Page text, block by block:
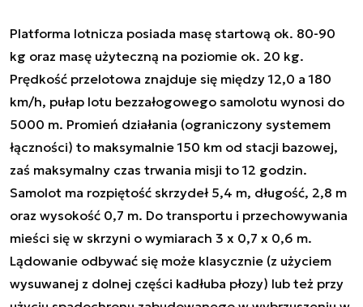
Platforma lotnicza posiada masę startową ok. 80-90
kg oraz masę użyteczną na poziomie ok. 20 kg.
Prędkość przelotowa znajduje się między 12,0 a 180
km/h, pułap lotu bezzałogowego samolotu wynosi do
5000 m. Promień działania (ograniczony systemem
łączności) to maksymalnie 150 km od stacji bazowej,
zaś maksymalny czas trwania misji to 12 godzin.
Samolot ma rozpiętość skrzydeł 5,4 m, długość, 2,8 m
oraz wysokość 0,7 m. Do transportu i przechowywania
mieści się w skrzyni o wymiarach 3 x 0,7 x 0,6 m.
Lądowanie odbywać się może klasycznie (z użyciem
wysuwanej z dolnej części kadłuba płozy) lub też przy